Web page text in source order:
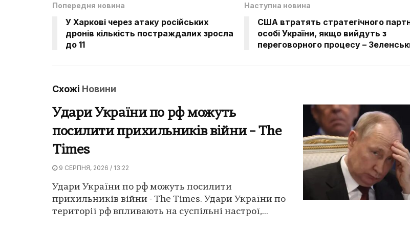
Попередня новина
У Харкові через атаку російських
дронів кількість постраждалих зросла
до 11
Наступна новина
США втратять стратегічного
особі України, якщо вийдуть з
переговорного процесу –
Схожі Новини
Удари України по рф можуть
посилити прихильників війни – The
Times
9 СЕРПНЯ, 2026 / 13:22
Удари України по рф можуть посилити
прихильників війни - The Times. Удари України по
території рф впливають на суспільні настрої,...